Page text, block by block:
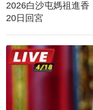
2026白沙屯媽祖進
20日回宮